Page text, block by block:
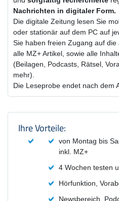
Nachrichten in digitaler Form.
Die digitale Zeitung lesen Sie
oder stationär auf dem PC auf
Sie haben freien Zugang auf
alle MZ+ Artikel, sowie alle
(Beilagen, Podcasts, Rätsel,
mehr).
Die Leseprobe endet nach dem
Ihre Vorteile:
von Montag bis
inkl. MZ+
4 Wochen testen
Hörfunktion,
Newsbereich,